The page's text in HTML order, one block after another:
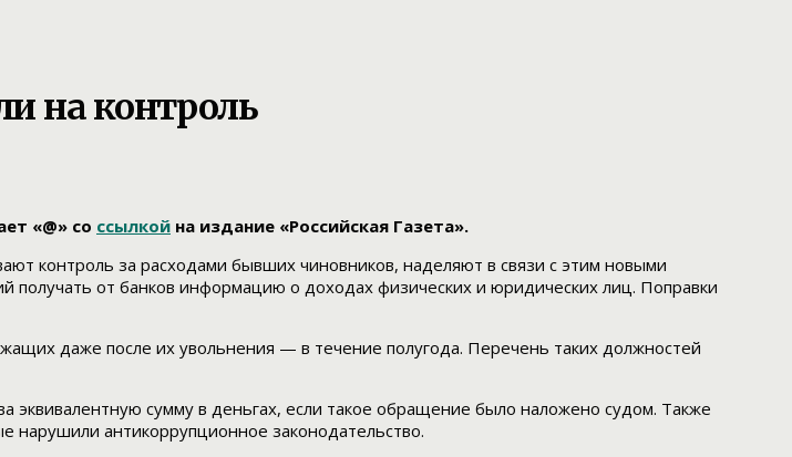
на контроль
«@» со ссылкой на издание «Российская Газета».
контроль за расходами бывших чиновников, наделяют в связи с этим новыми
получать от банков информацию о доходах физических и юридических лиц. Поправки
даже после их увольнения — в течение полугода. Перечень таких должностей
эквивалентную сумму в деньгах, если такое обращение было наложено судом. Также
нарушили антикоррупционное законодательство.